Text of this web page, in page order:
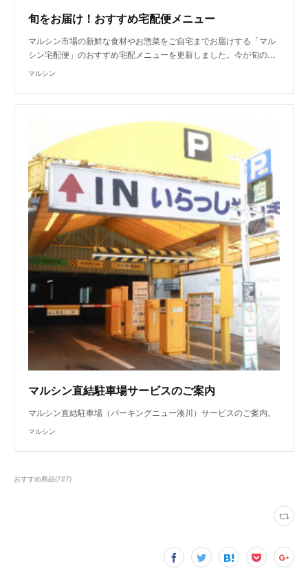
旬をお届け！おすすめ宅配便メニュー
マルシン市場の新鮮な食材やお惣菜をご自宅までお届けする「マル
シン宅配便」のおすすめ宅配メニューを更新しました。今が旬の…
マルシン
マルシン直結駐車場サービスのご案内
マルシン直結駐車場（パーキングニュー湊川）サービスのご案内。
マルシン
おすすめ商品(727)